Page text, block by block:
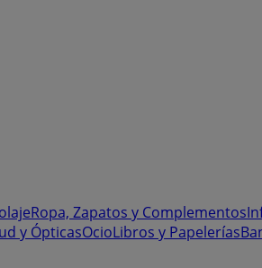
Ropa, Zapatos y Complementos
y ÓpticasOcioLibros y Papelerías